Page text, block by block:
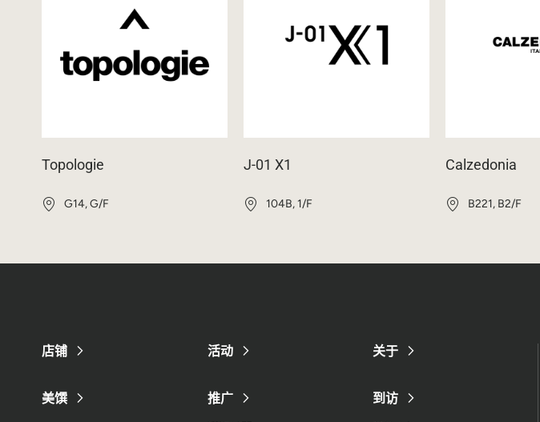
Topologie
G14, G/F
J-01 X1
104B, 1/F
Calzedonia
B221, B2/F
店铺
美馔
活动
推广
关于
到访